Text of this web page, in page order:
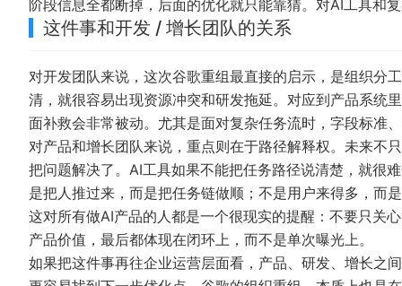
阶段信息全都断掉，后面的优化就只能靠猜。对AI工具和
这件事和开发 / 增长团队的关系
对开发团队来说，这次谷歌重组最直接的启示，是组织分
清，就很容易出现资源冲突和研发拖延。对应到产品系统
面补救会非常被动。尤其是面对复杂任务流时，字段标准
对产品和增长团队来说，重点则在于路径解释权。未来不
把问题解决了。AI工具如果不能把任务路径说清楚，就很
是把人推过来，而是把任务链做顺；不是用户来得多，而
这对所有做AI产品的人都是一个很现实的提醒：不要只关
产品价值，最后都体现在闭环上，而不是单次曝光上。
如果把这件事再往企业运营层面看，产品、研发、增长之